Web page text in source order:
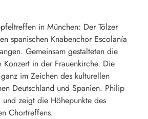
in München: Der Tölzer
spanischen Knabenchor Escolanía
Gemeinsam gestalteten die
Konzert in der Frauenkirche. Die
im Zeichen des kulturellen
Deutschland und Spanien. Philip
zeigt die Höhepunkte des
Chortreffens.